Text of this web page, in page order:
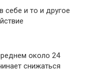
и то и другое
около 24
снижаться